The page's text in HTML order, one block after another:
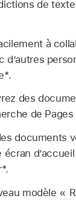
de
à
d’autres
des
de
documents
écran
modèle «